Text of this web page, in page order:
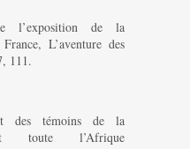
l’exposition de la
L’aventure des
111.
des témoins de la
toute l’Afrique